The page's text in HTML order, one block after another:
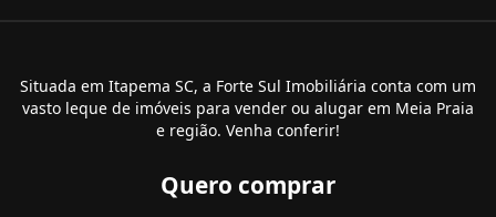
Situada em Itapema SC, a Forte Sul Imobiliária conta com um
vasto leque de imóveis para vender ou alugar em Meia Praia
e região. Venha conferir!
Quero comprar